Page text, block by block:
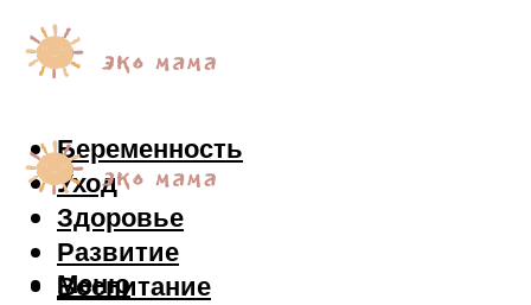
Беременность
Уход
Здоровье
Развитие
Воспитание
Меню